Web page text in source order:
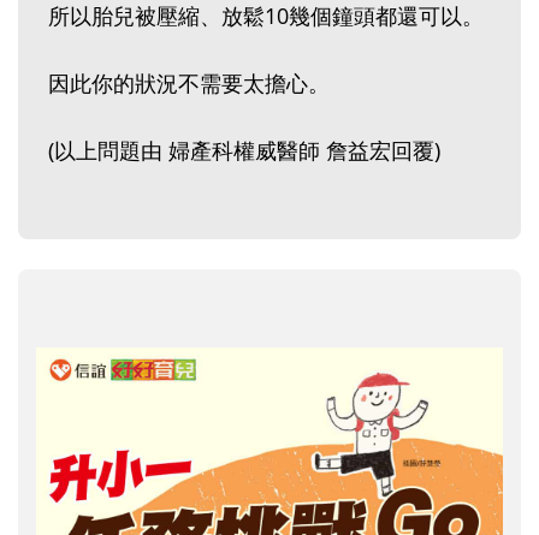
所以胎兒被壓縮、放鬆10幾個鐘頭都還可以。
因此你的狀況不需要太擔心。
(以上問題由 婦產科權威醫師 詹益宏回覆)